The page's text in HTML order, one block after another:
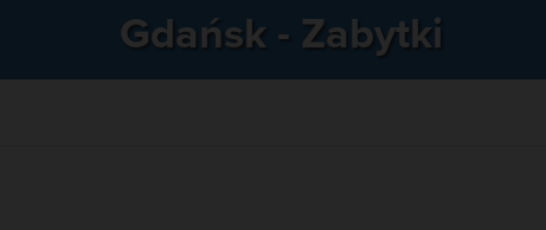
Gdańsk - Zabytki